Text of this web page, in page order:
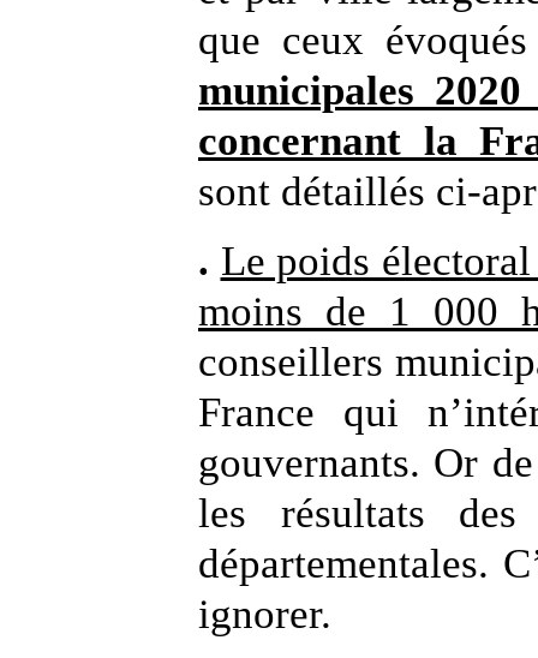
que ceux
municipales
concernant la
sont détaillés ci-
. Le poids
moins de 1 000
conseillers
France qui
gouvernants. Or
les résultats des
départementales.
ignorer.